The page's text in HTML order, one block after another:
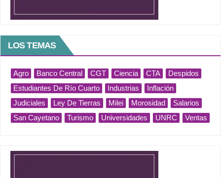
LOS TEMAS
Agro Banco Central CGT Ciencia CTA
Despidos
Estudiantes De Río Cuarto
Industrias
Inflación
Judiciales
Ley De Tierras Milei Morosidad
Salarios
San Cayetano
Turismo Universidades UNRC Ventas